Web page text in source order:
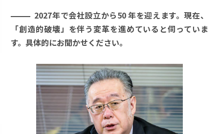
2027年で会社設立から50 年を迎えます。現在、
「創造的破壊」を伴う変革を進めていると伺っていま
す。具体的にお聞かせください。